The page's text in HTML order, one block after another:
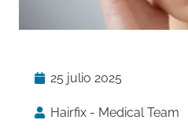
25 julio 2025
Hairfix - Medical Team